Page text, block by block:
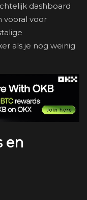
dashboard
vooral voor
als je nog weinig
en